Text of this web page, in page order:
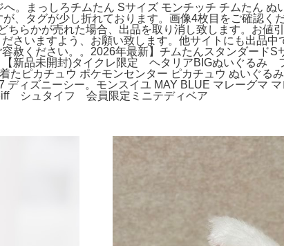
。まっしろチムたん Sサイズ モンチッチ チムたん ぬ
、タグが少し折れております。画像4枚目をご確認く
ちらかが売れた場合、出品を取り消し致します。お値
さいますよう、お願い致します。他サイトにも出品中
赦ください。。2026年最新】チムたんスタンダード
新品未開封)タイクレ限定 ヘタリアBIGぬいぐるみ
たピカチュウ ポケモンセンター ピカチュウ ぬいぐる
ディズニーシー。モンスイユ MAY BLUE マレーグマ
シュタイフ 会員限定ミニテディベア